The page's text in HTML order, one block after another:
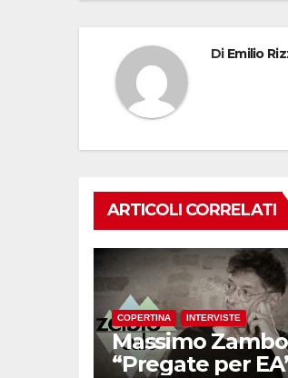
Di Emilio
ARTICOLI CORRELATI
COPERTINA INTERVISTE
Massimo
“Pregate per